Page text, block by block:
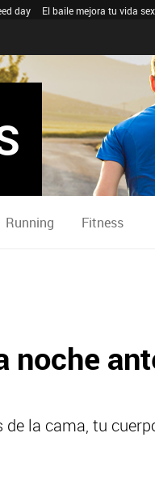
day El baile mejora tu vida
Running Fitness
noche
la cama, tu